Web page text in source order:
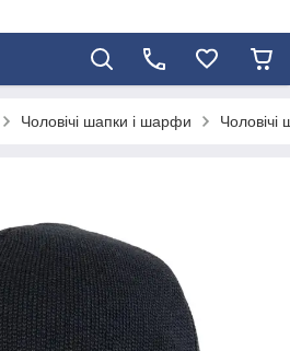
Чоловічі шапки і шарфи Чоловічі